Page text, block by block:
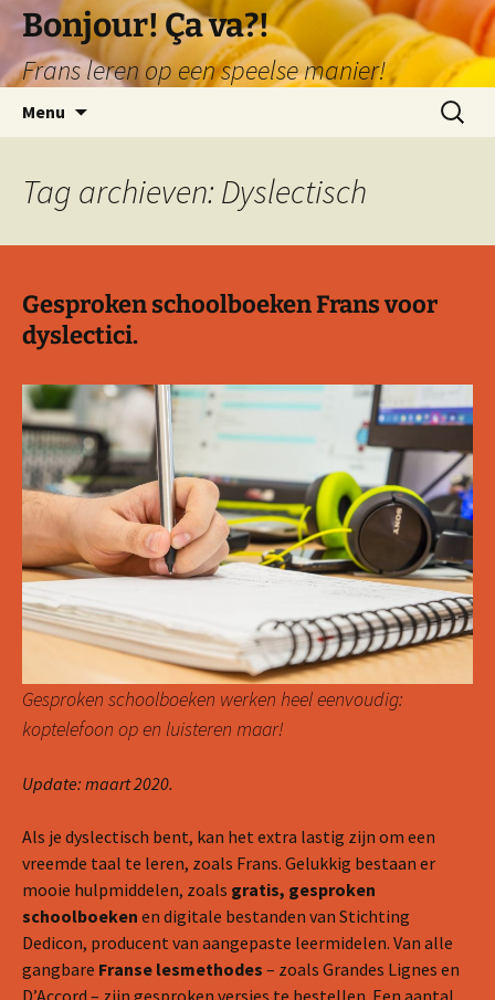
naar
de
inhoud
Bonjour! Ça va?!
Frans leren op een speelse manier!
Menu
Zoeken
naar:
Tag archieven: Dyslectisch
Gesproken schoolboeken Frans voor
dyslectici.
Gesproken schoolboeken werken heel eenvoudig:
koptelefoon op en luisteren maar!
Update: maart 2020.
Als je dyslectisch bent, kan het extra lastig zijn om een
vreemde taal te leren, zoals Frans. Gelukkig bestaan er
mooie hulpmiddelen, zoals gratis, gesproken
schoolboeken en digitale bestanden van Stichting
Dedicon, producent van aangepaste leermidelen. Van alle
gangbare Franse lesmethodes – zoals Grandes Lignes en
D’Accord – zijn gesproken versies te bestellen. Een aantal